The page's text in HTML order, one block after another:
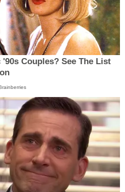
Couples? See The List